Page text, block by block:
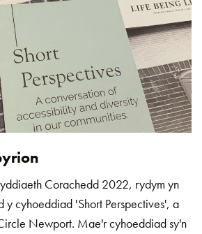
Corachedd 2022, rydym yn
y cyhoeddiad 'Short Perspectives', a
Newport. Mae'r cyhoeddiad sy'n